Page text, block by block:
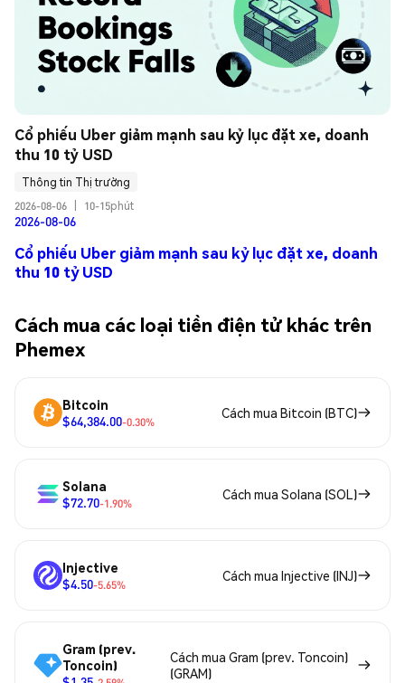
Cổ phiếu Uber giảm mạnh sau kỷ lục đặt xe, doanh
thu 10 tỷ USD
Thông tin Thị trường
2026-08-06
10-15phút
2026-08-06
Cổ phiếu Uber giảm mạnh sau kỷ lục đặt xe, doanh
thu 10 tỷ USD
Cách mua các loại tiền điện tử khác trên
Phemex
Bitcoin
$64,384.00-0.30%
Cách mua Bitcoin (BTC)
Solana
$72.70-1.90%
Cách mua Solana (SOL)
Injective
$4.50-5.65%
Cách mua Injective (INJ)
Gram (prev.
Toncoin)
Cách mua Gram (prev. Toncoin)
(GRAM)